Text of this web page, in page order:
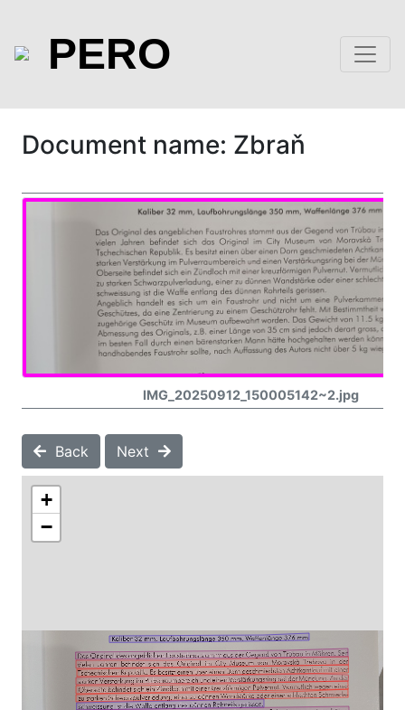
PERO
Document name: Zbraň
IMG_20250912_150005142~2.jpg
Back Next
+
−